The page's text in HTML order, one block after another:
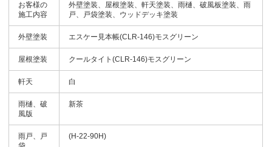
お客様の
施工内容
外壁塗装、屋根塗装、軒天塗装、雨樋、破風板塗装、雨
戸、戸袋塗装、ウッドデッキ塗装
外壁塗装 エスケー見本帳(CLR-146)モスグリーン
屋根塗装 クールタイト(CLR-146)モスグリーン
軒天 白
雨樋、破
風版
新茶
雨戸、戸
(H-22-90H)